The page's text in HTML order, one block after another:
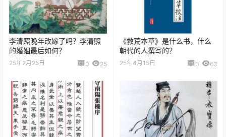
李清照晚年改嫁了吗？李清照
的婚姻最后如何？
25年2月25日 0 25
《救荒本草》是什么书，什么
朝代的人撰写的？
25年4月15日 0 63